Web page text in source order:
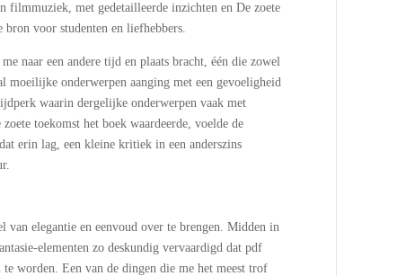
filmmuziek, met gedetailleerde inzichten en De zoete
voor studenten en liefhebbers.
naar een andere tijd en plaats bracht, één die zowel
moeilijke onderwerpen aanging met een gevoeligheid
waarin dergelijke onderwerpen vaak met
toekomst het boek waardeerde, voelde de
erin lag, een kleine kritiek in een anderszins
elegantie en eenvoud over te brengen. Midden in
elementen zo deskundig vervaardigd dat pdf
worden. Een van de dingen die me het meest trof